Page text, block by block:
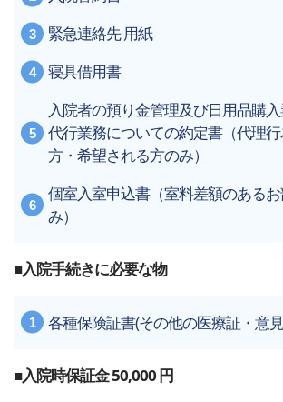
緊急連絡先 用紙
寝具借用書
入院者の預り金管理及び日用品購
代行業務についての約定書（代理
方・希望される方のみ）
個室入室申込書（室料差額のある
み）
■入院手続きに必要な物
各種保険証書(その他の医療証・意
■入院時保証金 50,000 円